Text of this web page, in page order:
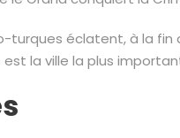
turques éclatent, à la fin
la ville la plus